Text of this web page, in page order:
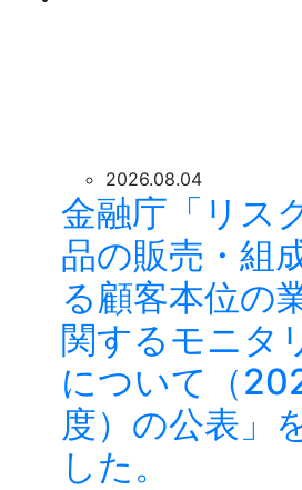
2026.08.04
金融庁「リス
品の販売・組
る顧客本位の
関するモニタ
について（
度）の公表」
した。